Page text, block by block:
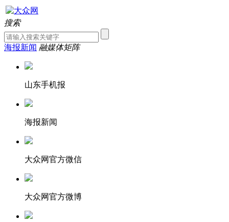
搜索
海报新闻 融媒体矩阵
山东手机报
海报新闻
大众网官方微信
大众网官方微博